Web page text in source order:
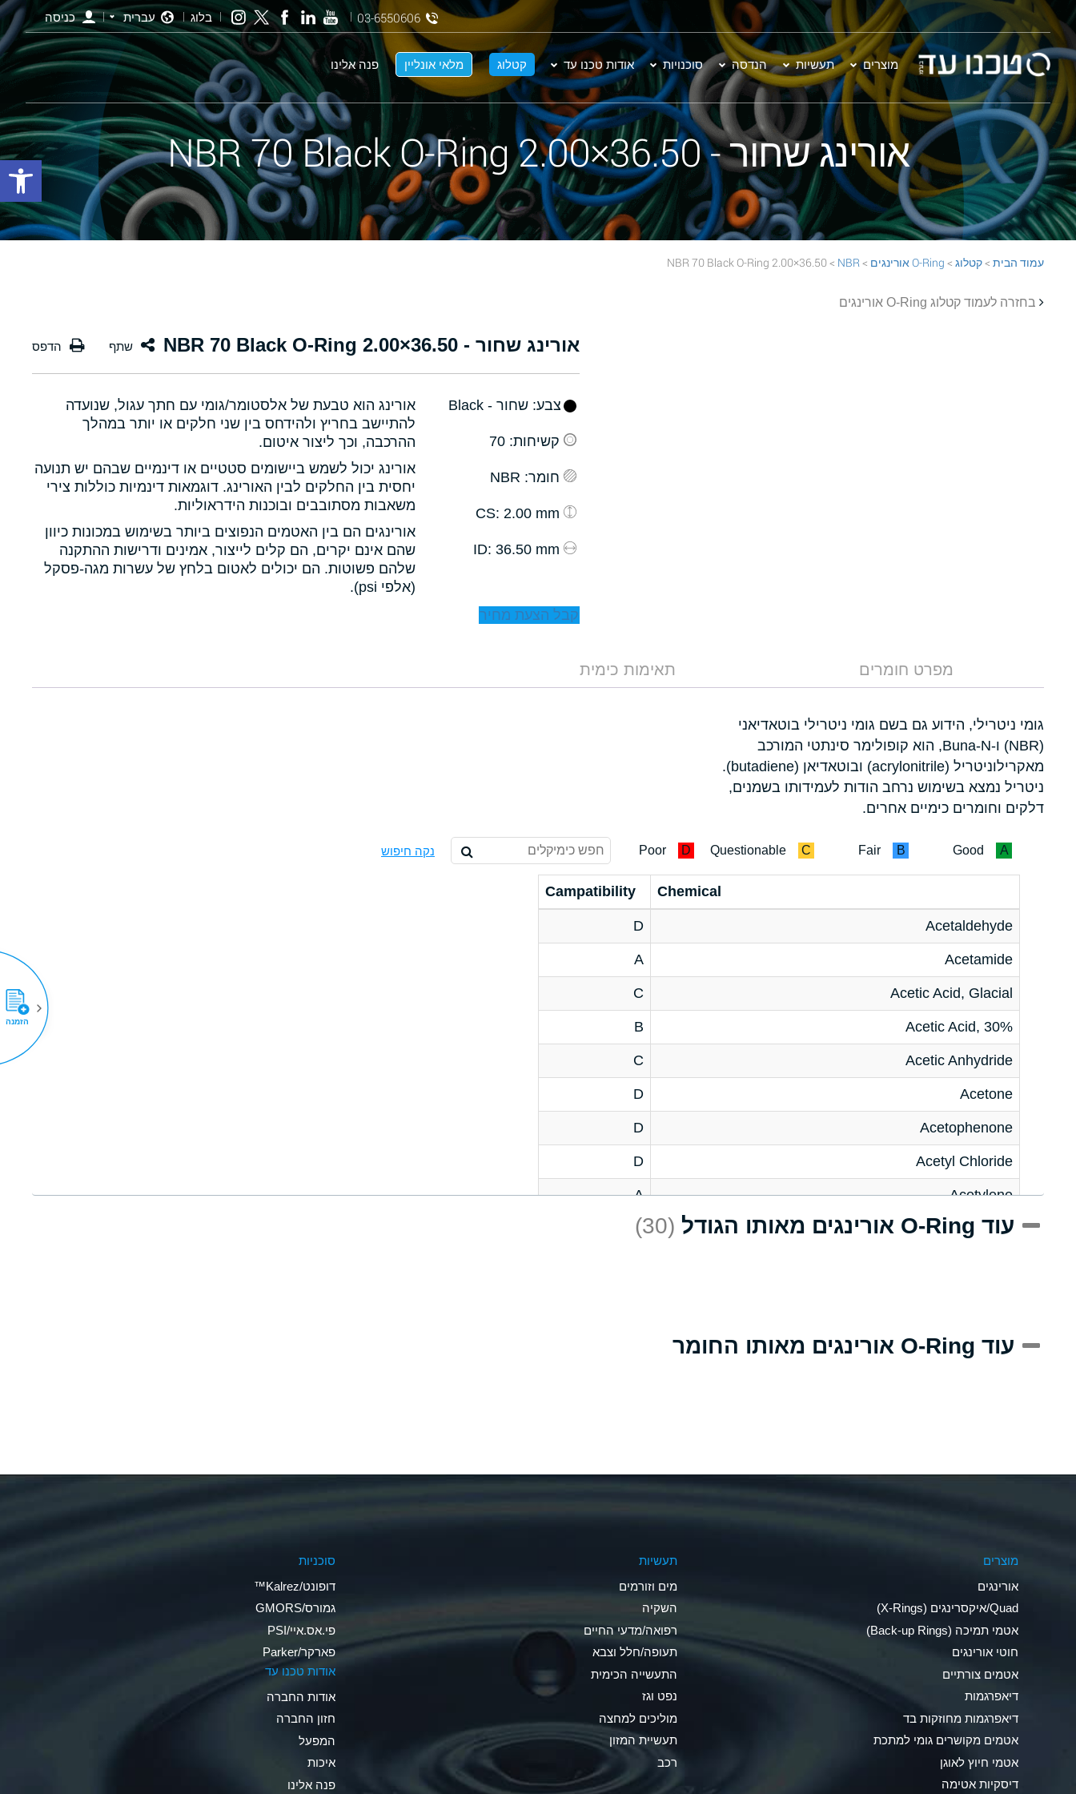
מוצרים תעשיות הנדסה סוכנויות אודות טכנו עד קטלוג מלאי אונליין פנה אלינו
03-6550606 בלוג עברית כניסה
אורינג שחור - 36.50×2.00 NBR 70 Black O-Ring
עמוד הבית >קטלוג > O-Ring אורינגים >
NBR
> 36.50×2.00 NBR 70 Black O-Ring
בחזרה לעמוד קטלוג O-Ring אורינגים
אורינג שחור - 36.50×2.00 NBR 70 Black O-Ring
אורינג הוא טבעת של אלסטומר/גומי עם חתך עגול, שנועדה
להתיישב בחריץ ולהידחס בין שני חלקים או יותר במהלך
ההרכבה, וכך ליצור איטום.
אורינג יכול לשמש ביישומים סטטיים או דינמיים שבהם יש תנועה
יחסית בין החלקים לבין האורינג. דוגמאות דינמיות כוללות צירי
משאבות מסתובבים ובוכנות הידראוליות.
אורינגים הם בין האטמים הנפוצים ביותר בשימוש במכונות כיוון
שהם אינם יקרים, הם קלים לייצור, אמינים ודרישות ההתקנה
שלהם פשוטות. הם יכולים לאטום בלחץ של עשרות מגה-פסקל
(אלפי psi).
צבע: שחור - Black
קשיחות: 70
חומר: NBR
: 2.00 mm
: 36.50 mm
קבל הצעת מחיר
מפרט חומרים תאימות כימית
גומי ניטרילי, הידוע גם בשם גומי ניטרילי בוטאדיאני
(NBR) ו-Buna-N, הוא קופולימר סינתטי המורכב
מאקרילוניטריל (acrylonitrile) ובוטאדיאן (butadiene).
ניטריל נמצא בשימוש נרחב הודות לעמידותו בשמנים,
דלקים וחומרים כימיים אחרים.
A
Good
B
Fair
C
Questionable
D
Poor נקה חיפוש
Chemical
Campatibility
Acetaldehyde
D
Acetamide
A
Acetic Acid, Glacial
C
Acetic Acid, 30%
B
Acetic Anhydride
C
Acetone
D
Acetophenone
D
Acetyl Chloride
D
Acetylene
A
Acrlylonitrile
D
Aluminum Acetate (Aqueous)
Ammonia Anhydrous
B
Ammonia Gas (hot)
D
Ammonium Carbonate (Aqueous)
Ammonium Chloride (Aqueous)
A
Ammonium Hydroxide (conc.)
D
Ammonium Nitrate (Aqueous)
עוד O-Ring אורינגים מאותו הגודל (30)
עוד O-Ring אורינגים מאותו החומר
מוצרים
אורינגים
Quad/איקסרינגים (X-Rings)
אטמי תמיכה (Back-up Rings)
חוטי אורינגים
אטמים צורתיים
דיאפרגמות
דיאפרגמות מחוזקות בד
אטמים מקושרים גומי למתכת
אטמי חיוץ לאוגן
דיסקיות אטימה
תעשיות
מים וזורמים
השקיה
רפואה/מדעי החיים
תעופה/חלל וצבא
התעשייה הכימית
נפט וגז
מוליכים למחצה
תעשיית המזון
רכב
סוכניות
דופונט/Kalrez™
גמורס/GMORS
פי.אס.איי/PSI
פארקר/Parker
אודות טכנו עד
אודות החברה
חזון החברה
המפעל
איכות
פנה אלינו
הזמנה
פתח